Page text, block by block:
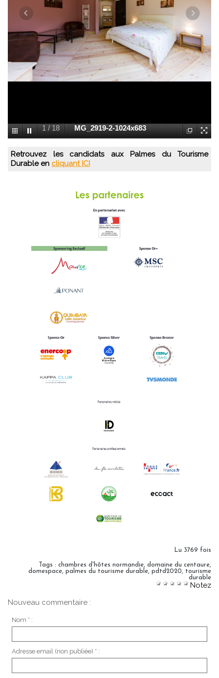
1 / 18 MG_2919-2-1024x683
Retrouvez les candidats aux Palmes du Tourisme
Durable en cliquant ICI
Lu 3769 fois
Tags : chambres d'hôtes normandie, domaine du centaure,
domespace, palmes du tourisme durable, pdtd2020, tourisme
durable
Notez
Nouveau commentaire :
Nom * :
Adresse email (non publiée) * :